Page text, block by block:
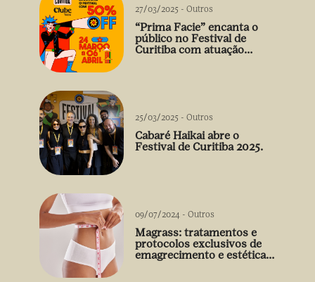
27/03/2025 - Outros
“Prima Facie” encanta o
público no Festival de
Curitiba com atuação
25/03/2025 - Outros
Cabaré Haikai abre o
Festival de Curitiba 2025.
09/07/2024 - Outros
Magrass: tratamentos e
protocolos exclusivos de
emagrecimento e estética